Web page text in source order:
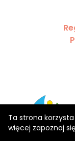
Ta strona
więcej zapoznaj